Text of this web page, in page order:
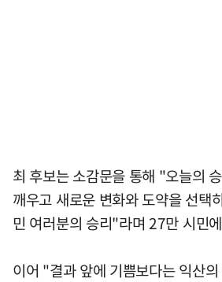
최 후보는 소감문을 통해 "오늘의
깨우고 새로운 변화와 도약을 선택
민 여러분의 승리"라며 27만 시민
이어 "결과 앞에 기쁨보다는 익산